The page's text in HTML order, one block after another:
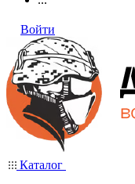
Войти
Каталог